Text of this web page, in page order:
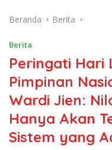
Beranda Berita
Berita
Peringati Hari
Pimpinan
Wardi Jien:
Hanya Akan
Sistem yang